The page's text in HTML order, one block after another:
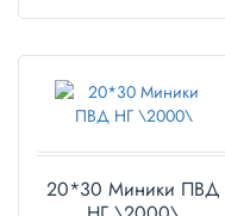
20*30 Миники ПВД